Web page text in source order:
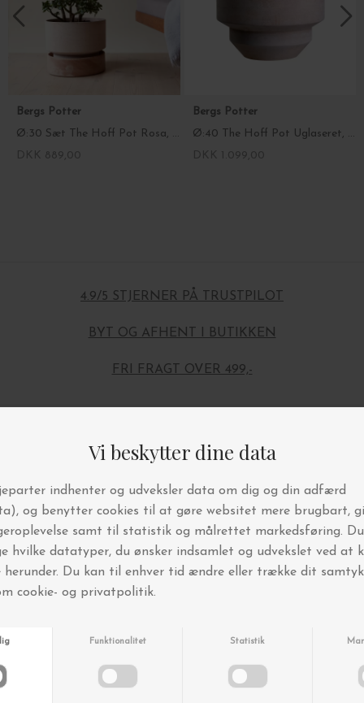
Bergs Potter
Ø:30 Sæt The Hoff Pot Rosa, med underskål - Hent selv
Bergs Potter
Ø:40 The Hoff Pot Uglaseret, Rosa - Hent selv
4.9/5 STJERNER PÅ TRUSTPILOT
BYT OG AFHENT I BUTIKKEN
FRI FRAGT OVER 499,-
Andre købte også